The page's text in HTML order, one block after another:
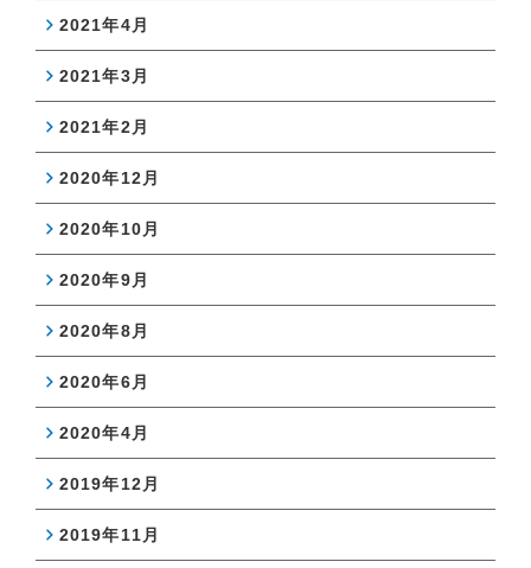
2021年4月
2021年3月
2021年2月
2020年12月
2020年10月
2020年9月
2020年8月
2020年6月
2020年4月
2019年12月
2019年11月